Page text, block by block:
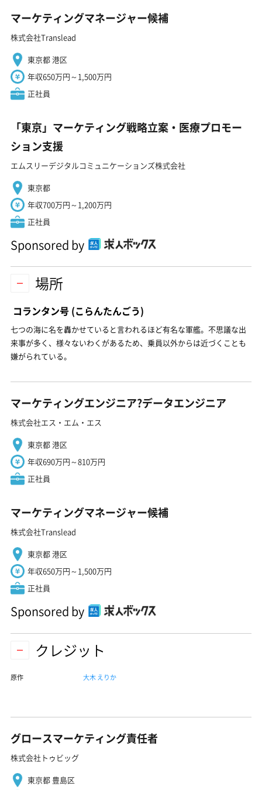
マーケティングマネージャー候補
株式会社Translead
東京都 港区
年収650万円～1,500万円
正社員
「東京」マーケティング戦略立案・医療プロモー
ション支援
エムスリーデジタルコミュニケーションズ株式会社
東京都
年収700万円～1,200万円
正社員
Sponsored by
場所
コランタン号 (こらんたんごう)
七つの海に名を轟かせていると言われるほど有名な軍艦。不思議な出
来事が多く、様々ないわくがあるため、乗員以外からは近づくことも
嫌がられている。
マーケティングエンジニア?データエンジニア
株式会社エス・エム・エス
東京都 港区
年収690万円～810万円
正社員
マーケティングマネージャー候補
株式会社Translead
東京都 港区
年収650万円～1,500万円
正社員
Sponsored by
クレジット
原作 大木 えりか
グロースマーケティング責任者
株式会社トゥビッグ
東京都 豊島区